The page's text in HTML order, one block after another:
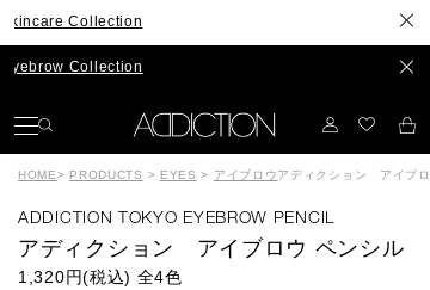
Collection
Collection
HOME> PRODUCTS > EYES > アイブロウアディクション アイブロ
ADDICTION TOKYO EYEBROW PENCIL
アディクション アイブロウ ペンシル
1,320円(税込) 全4色